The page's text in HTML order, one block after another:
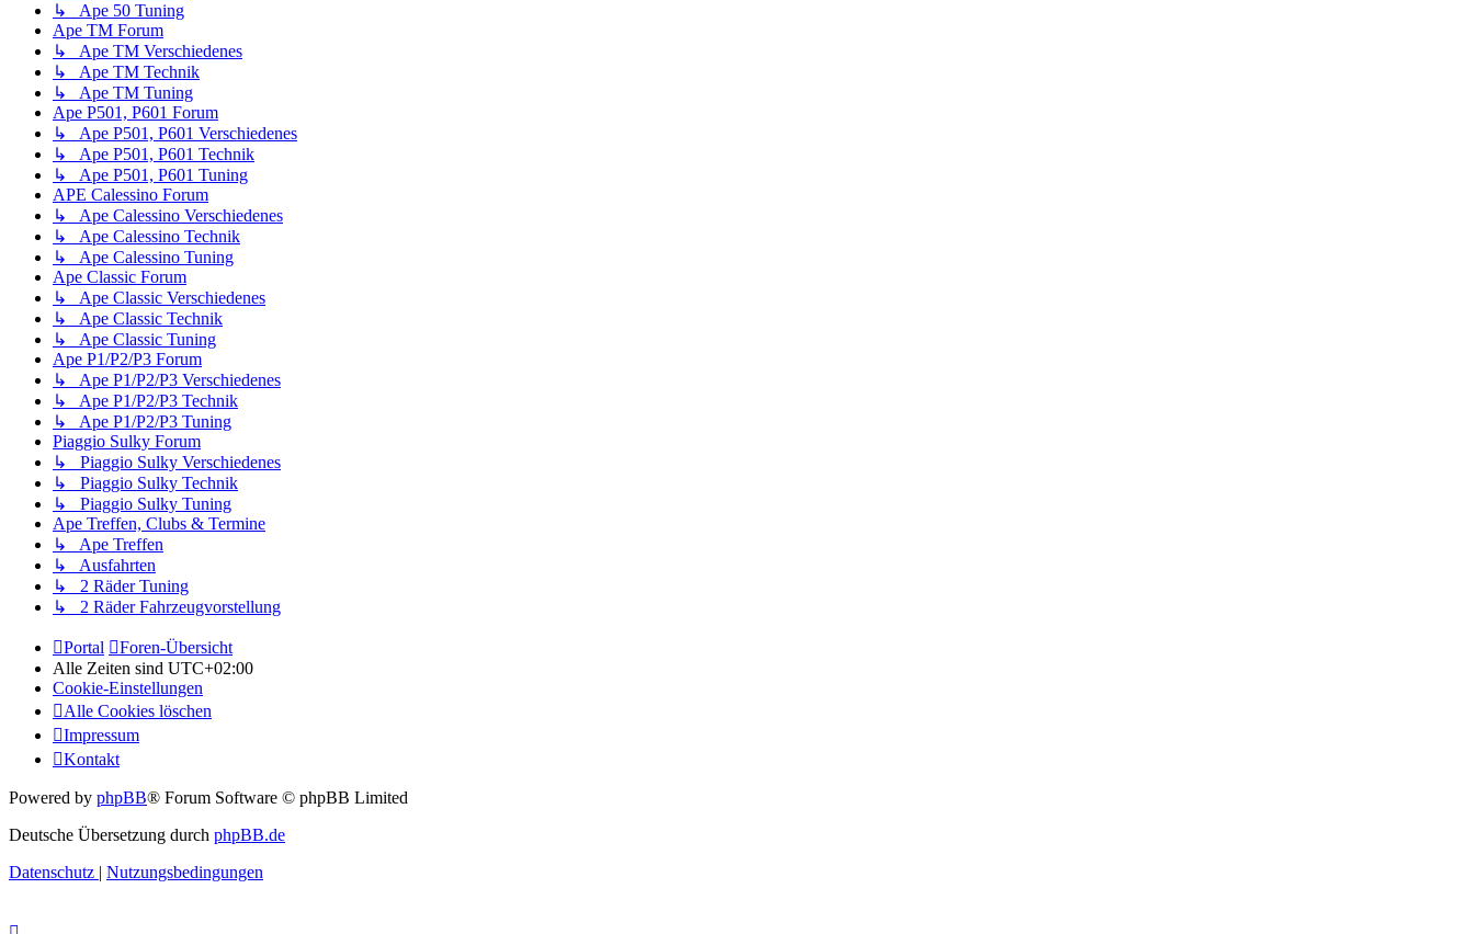
↳ Ape 50 Tuning
Ape TM Forum
↳ Ape TM Verschiedenes
↳ Ape TM Technik
↳ Ape TM Tuning
Ape P501, P601 Forum
↳ Ape P501, P601 Verschiedenes
↳ Ape P501, P601 Technik
↳ Ape P501, P601 Tuning
APE Calessino Forum
↳ Ape Calessino Verschiedenes
↳ Ape Calessino Technik
↳ Ape Calessino Tuning
Ape Classic Forum
↳ Ape Classic Verschiedenes
↳ Ape Classic Technik
↳ Ape Classic Tuning
Ape P1/P2/P3 Forum
↳ Ape P1/P2/P3 Verschiedenes
↳ Ape P1/P2/P3 Technik
↳ Ape P1/P2/P3 Tuning
Piaggio Sulky Forum
↳ Piaggio Sulky Verschiedenes
↳ Piaggio Sulky Technik
↳ Piaggio Sulky Tuning
Ape Treffen, Clubs & Termine
↳ Ape Treffen
↳ Ausfahrten
↳ 2 Räder Tuning
↳ 2 Räder Fahrzeugvorstellung
Portal
Foren-Übersicht
Alle Zeiten sind UTC+02:00
Cookie-Einstellungen
Alle Cookies löschen
Impressum
Kontakt
Powered by phpBB® Forum Software © phpBB Limited
Deutsche Übersetzung durch phpBB.de
Datenschutz | Nutzungsbedingungen